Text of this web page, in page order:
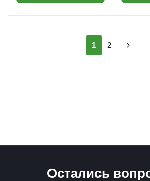
1 2
Остались